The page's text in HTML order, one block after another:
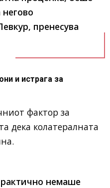
пренесува
и истрага за
фактор за
дека колатералната
немаше